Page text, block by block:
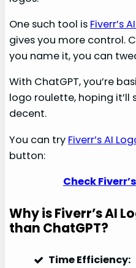
One such tool is Fiverr’s
gives you more control.
you name it, you can
With ChatGPT, you’re
logo roulette, hoping
decent.
You can try Fiverr’s AI
button:
Check
Why is Fiverr’s AI
than ChatGPT?
Time Efficiency: